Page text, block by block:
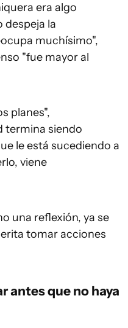
era algo
despeja la
muchísimo",
"fue mayor al
planes",
termina siendo
le está sucediendo a
viene
una reflexión, ya se
tomar acciones
antes que no haya